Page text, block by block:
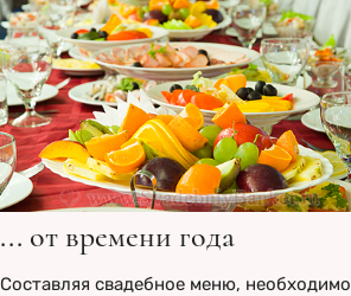
... от времени года
Составляя свадебное меню, необходимо